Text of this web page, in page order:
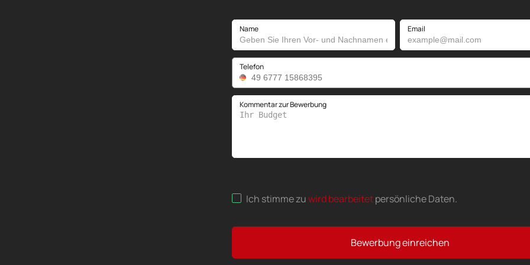
Name Email
Telefon
Kommentar zur Bewerbung
Ich stimme zuwird bearbeitet persönliche Daten.
Bewerbung einreichen